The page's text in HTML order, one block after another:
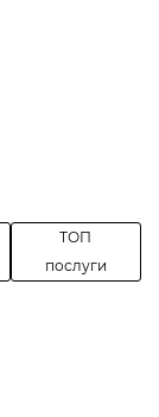
ТОП
послуги